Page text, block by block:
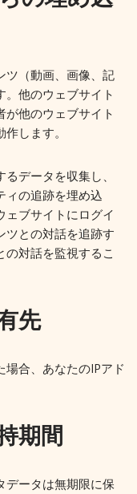
ツ（動画、画像、記
他のウェブサイト
他のウェブサイト
します。
データを収集し、
ィの追跡を埋め込
ェブサイトにログイ
ツとの対話を追跡す
の対話を監視するこ
先
合、あなたのIPアド
期間
データは無期限に保